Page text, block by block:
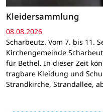
Kleidersammlung
08.08.2026
Scharbeutz. Vom 7. bis 11.
Kirchengemeinde
für Bethel. In dieser Zeit
tragbare Kleidung und
Strandkirche, Strandallee,